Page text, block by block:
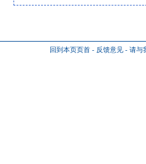
回到本页页首 - 反馈意见 - 请与